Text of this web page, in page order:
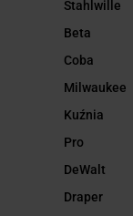
Stahlwille
Beta
Coba
Milwaukee
Kuźnia
Pro
DeWalt
Draper